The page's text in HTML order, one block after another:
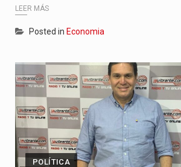
LEER MÁS
Posted in Economia
POLÍTICA